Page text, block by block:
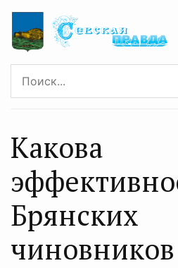
Какова
Брянских
чиновников